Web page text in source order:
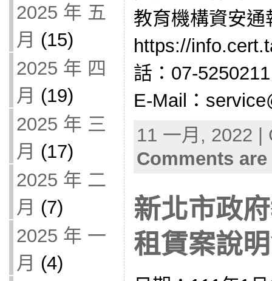
2025 年 五
月 (15)
2025 年 四
月 (19)
2025 年 三
月 (17)
2025 年 二
月 (7)
2025 年 一
月 (4)
教育機構資安
https://
話：07-
E-Mail：
11 一月, 2022
Comments
新北市政
租賃案說